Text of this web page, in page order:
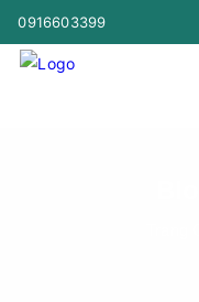
0916603399